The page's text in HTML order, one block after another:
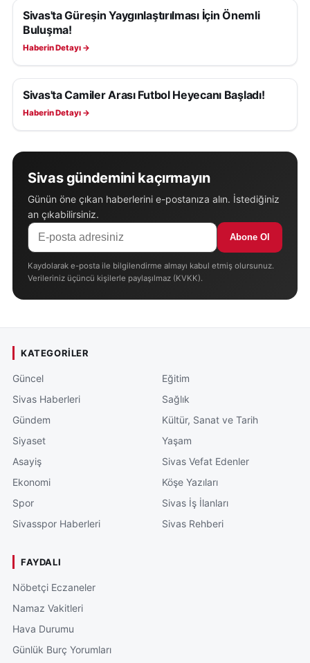
SPOR
Sivas'ta Güreşin Yaygınlaştırılması İçin Önemli
Buluşma!
Haberin Detayı →
SPOR
Sivas'ta Camiler Arası Futbol Heyecanı Başladı!
Haberin Detayı →
Sivas gündemini kaçırmayın
Günün öne çıkan haberlerini e-postanıza alın. İstediğiniz
an çıkabilirsiniz.
Abone Ol
Kaydolarak e-posta ile bilgilendirme almayı kabul etmiş olursunuz.
Verileriniz üçüncü kişilerle paylaşılmaz (KVKK).
KATEGORILER
Güncel
Sivas Haberleri
Gündem
Siyaset
Asayiş
Ekonomi
Spor
Sivasspor Haberleri
Eğitim
Sağlık
Kültür, Sanat ve Tarih
Yaşam
Sivas Vefat Edenler
Köşe Yazıları
Sivas İş İlanları
Sivas Rehberi
FAYDALI
Nöbetçi Eczaneler
Namaz Vakitleri
Hava Durumu
Günlük Burç Yorumları